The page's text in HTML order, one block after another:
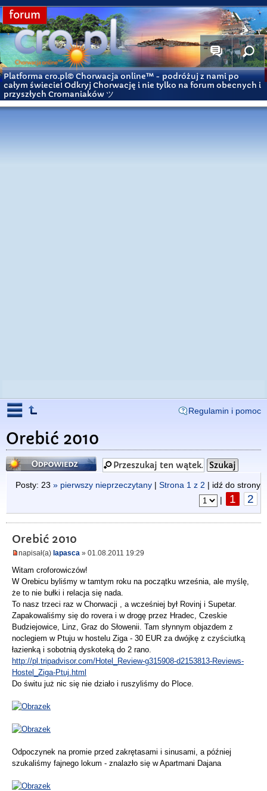
forum
Platforma cro.pl© Chorwacja online™ - podróżuj z nami po
całym świecie! Odkryj Chorwację i nie tylko na forum obecnych i
przyszłych Cromaniaków ツ
Regulamin i pomoc
Orebić 2010
Odpowiedz
Posty: 23 » pierwszy nieprzeczytany | Strona 1 z 2 | idź do strony
|
1 2
Orebić 2010
napisał(a) lapasca » 01.08.2011 19:29
Witam croforowiczów!
W Orebicu byliśmy w tamtym roku na początku września, ale myślę,
że to nie bułki i relacja się nada.
To nasz trzeci raz w Chorwacji , a wcześniej był Rovinj i Supetar.
Zapakowaliśmy się do rovera i w drogę przez Hradec, Czeskie
Budziejowice, Linz, Graz do Słowenii. Tam słynnym objazdem z
noclegiem w Ptuju w hostelu Ziga - 30 EUR za dwójkę z czyściutką
łazienką i sobotnią dyskoteką do 2 rano.
http://pl.tripadvisor.com/Hotel_Review-g315908-d2153813-Reviews-
Hostel_Ziga-Ptuj.html
Do świtu już nic się nie działo i ruszyliśmy do Ploce.
Odpoczynek na promie przed zakrętasami i sinusami, a później
szukaliśmy fajnego lokum - znalazło się w Apartmani Dajana